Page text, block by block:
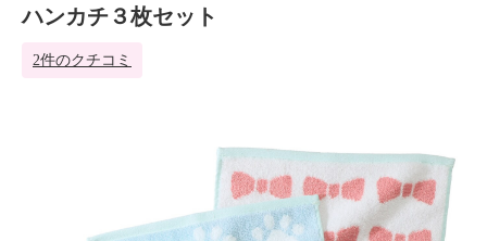
ハンカチ３枚セット
2件のクチコミ